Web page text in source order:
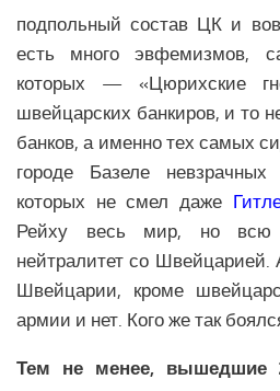
Вооружение в Арктике
Климатические изменения в
подпольный состав ЦК и
есть много эвфемизмов,
которых — «Цюрихские
швейцарских банкиров, и то
банков, а именно тех самых
городе Базеле
которых не смел даже
Рейху весь мир, но всю
нейтралитет со Швейцарией.
Швейцарии, кроме
армии и нет. Кого же так
Тем не менее, вышедшие